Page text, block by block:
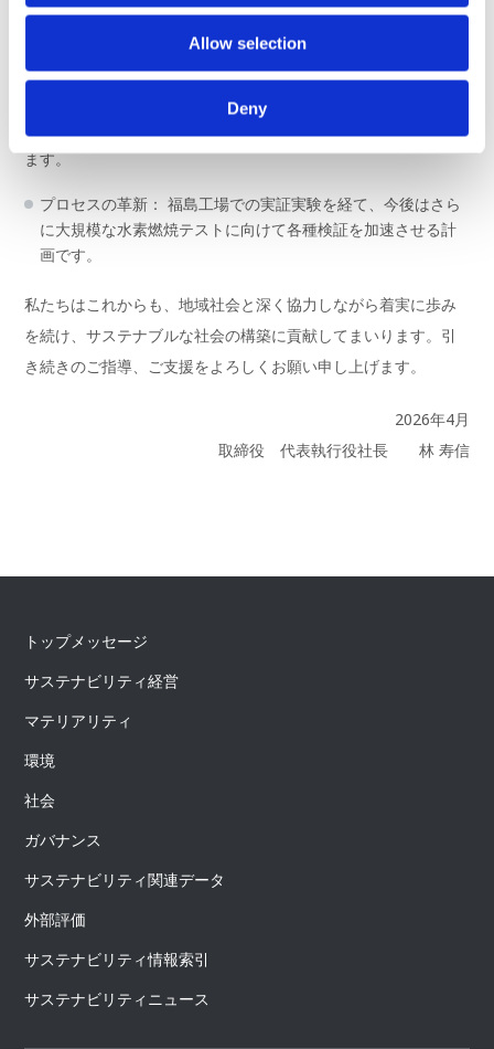
Allow selection
Deny
3. 福島工場での水素燃焼実証実験（2023年10月：次世
代エネルギー活用への挑戦）
ます。
プロセスの革新： 福島工場での実証実験を経て、今後はさら
に大規模な水素燃焼テストに向けて各種検証を加速させる計
画です。
私たちはこれからも、地域社会と深く協力しながら着実に歩み
を続け、サステナブルな社会の構築に貢献してまいります。引
き続きのご指導、ご支援をよろしくお願い申し上げます。
2026年4月
取締役 代表執行役社長 林 寿信
トップメッセージ
サステナビリティ経営
マテリアリティ
環境
社会
ガバナンス
サステナビリティ関連データ
外部評価
サステナビリティ情報索引
サステナビリティニュース